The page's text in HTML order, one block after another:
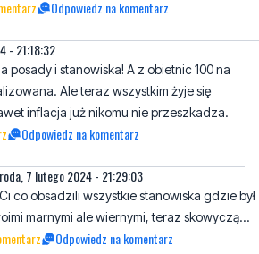
posady i stanowiska! A z obietnic 100 na
inflacja już nikomu nie przeszkadza.
Odpowiedz na komentarz
7 lutego 2024 - 21:29:03
co obsadzili wszystkie stanowiska gdzie był
Odpowiedz na komentarz
2024 - 22:15:56
201roku. Nic nie zmieniać to są fachowcy. A